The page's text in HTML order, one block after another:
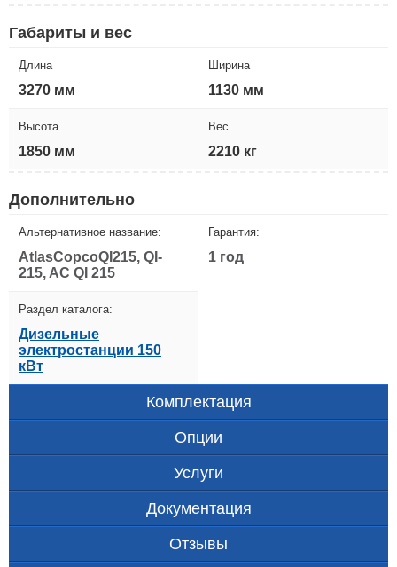
Габариты и вес
Длина
3270 мм
Ширина
1130 мм
Высота
1850 мм
Вес
2210 кг
Дополнительно
Альтернативное название:
AtlasCopcoQI215, QI-
215, AC QI 215
Гарантия:
1 год
Раздел каталога:
Дизельные
электростанции 150
кВт
Комплектация
Опции
Услуги
Документация
Отзывы